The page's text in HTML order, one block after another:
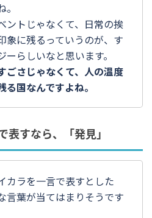
ントじゃなくて、日常の挨
象に残るっていうのが、す
ーらしいなと思います。
ごさじゃなくて、人の温度
る国なんですよね。
表すなら、「発見」
カラを一言で表すとした
言葉が当てはまりそうです